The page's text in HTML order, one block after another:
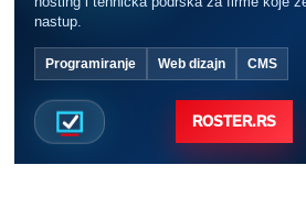
nastup.
Programiranje Web dizajn CMS
ROSTER.RS